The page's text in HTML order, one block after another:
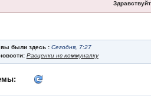
вы были здесь : Сегодня, 7:27
Расценки нс коммуналку